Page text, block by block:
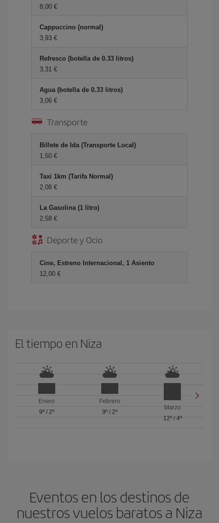
8,00 €
Cappuccino (normal)
3,93 €
Refresco (botella de 0.33 litros)
3,31 €
Agua (botella de 0.33 litros)
3,06 €
Transporte
Billete de Ida (Transporte Local)
1,50 €
Taxi 1km (Tarifa Normal)
2,08 €
La Gasolina (1 litro)
2,58 €
Deporte y Ocio
Cine, Estreno Internacional, 1 Asiento
12,00 €
El tiempo en Niza
Enero
9º/ 2º
Febrero
9º/ 2º
Marzo
12º/ 4º
Eventos en los destinos de
nuestros vuelos baratos a Niza